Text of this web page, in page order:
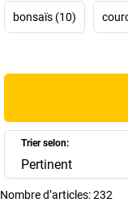
facilement des
idéale pour
Afficher plus
bonsaïs (10)
Trier selon:
Pertinent
Nombre d’articles:232